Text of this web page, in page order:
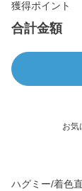
獲得ポイント
合計金額
お気
ハグミー/着色